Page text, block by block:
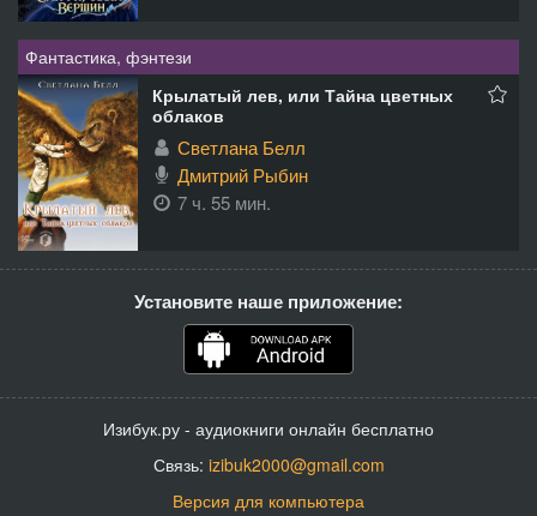
Фантастика, фэнтези
Крылатый лев, или Тайна цветных
облаков
Светлана Белл
Дмитрий Рыбин
7 ч. 55 мин.
Установите наше приложение:
Изибук.ру - аудиокниги онлайн бесплатно
Связь: izibuk2000@gmail.com
Версия для компьютера